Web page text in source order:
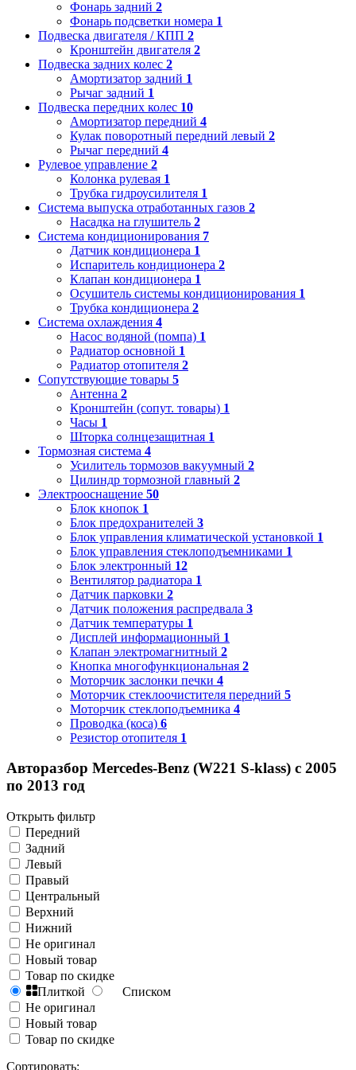
Фонарь задний 2
Фонарь подсветки номера 1
Подвеска двигателя / КПП 2
Кронштейн двигателя 2
Подвеска задних колес 2
Амортизатор задний 1
Рычаг задний 1
Подвеска передних колес 10
Амортизатор передний 4
Кулак поворотный передний левый 2
Рычаг передний 4
Рулевое управление 2
Колонка рулевая 1
Трубка гидроусилителя 1
Система выпуска отработанных газов 2
Насадка на глушитель 2
Система кондиционирования 7
Датчик кондиционера 1
Испаритель кондиционера 2
Клапан кондиционера 1
Осушитель системы кондиционирования 1
Трубка кондиционера 2
Система охлаждения 4
Насос водяной (помпа) 1
Радиатор основной 1
Радиатор отопителя 2
Сопутствующие товары 5
Антенна 2
Кронштейн (сопут. товары) 1
Часы 1
Шторка солнцезащитная 1
Тормозная система 4
Усилитель тормозов вакуумный 2
Цилиндр тормозной главный 2
Электрооснащение 50
Блок кнопок 1
Блок предохранителей 3
Блок управления климатической установкой 1
Блок управления стеклоподъемниками 1
Блок электронный 12
Вентилятор радиатора 1
Датчик парковки 2
Датчик положения распредвала 3
Датчик температуры 1
Дисплей информационный 1
Клапан электромагнитный 2
Кнопка многофункциональная 2
Моторчик заслонки печки 4
Моторчик стеклоочистителя передний 5
Моторчик стеклоподъемника 4
Проводка (коса) 6
Резистор отопителя 1
Авторазбор Mercedes-Benz (W221 S-klass) с 2005
по 2013 год
Открыть фильтр
Передний
Задний
Левый
Правый
Центральный
Верхний
Нижний
Не оригинал
Новый товар
Товар по скидке
Плиткой
Списком
Не оригинал
Новый товар
Товар по скидке
Сортировать: